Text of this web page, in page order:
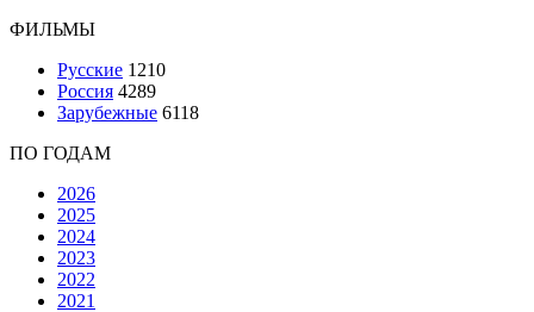
ФИЛЬМЫ
Русские 1210
Россия 4289
Зарубежные 6118
ПО ГОДАМ
2026
2025
2024
2023
2022
2021